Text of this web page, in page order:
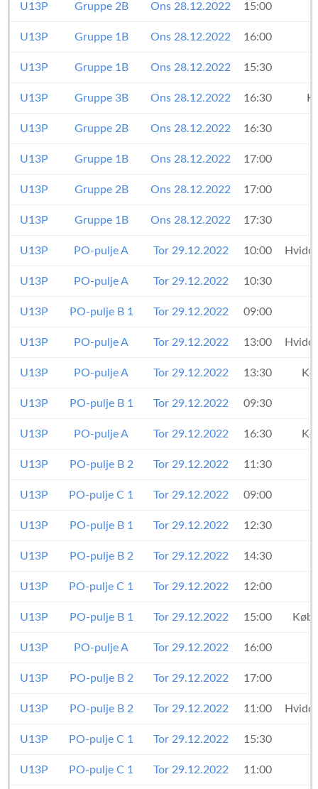
U13P Gruppe 2B Ons 28.12.2022 15:00
U13P Gruppe 1B Ons 28.12.2022 16:00
U13P Gruppe 1B Ons 28.12.2022 15:30
U13P Gruppe 3B Ons 28.12.2022 16:30
U13P Gruppe 2B Ons 28.12.2022 16:30
U13P Gruppe 1B Ons 28.12.2022 17:00
U13P Gruppe 2B Ons 28.12.2022 17:00
U13P Gruppe 1B Ons 28.12.2022 17:30
U13P PO-pulje A Tor 29.12.2022 10:00
U13P PO-pulje A Tor 29.12.2022 10:30
U13P PO-pulje B 1 Tor 29.12.2022 09:00
U13P PO-pulje A Tor 29.12.2022 13:00
U13P PO-pulje A Tor 29.12.2022 13:30
U13P PO-pulje B 1 Tor 29.12.2022 09:30
U13P PO-pulje A Tor 29.12.2022 16:30
U13P PO-pulje B 2 Tor 29.12.2022 11:30
U13P PO-pulje C 1 Tor 29.12.2022 09:00
U13P PO-pulje B 1 Tor 29.12.2022 12:30
U13P PO-pulje B 2 Tor 29.12.2022 14:30
U13P PO-pulje C 1 Tor 29.12.2022 12:00
U13P PO-pulje B 1 Tor 29.12.2022 15:00
U13P PO-pulje A Tor 29.12.2022 16:00
U13P PO-pulje B 2 Tor 29.12.2022 17:00
U13P PO-pulje B 2 Tor 29.12.2022 11:00
U13P PO-pulje C 1 Tor 29.12.2022 15:30
U13P PO-pulje C 1 Tor 29.12.2022 11:00